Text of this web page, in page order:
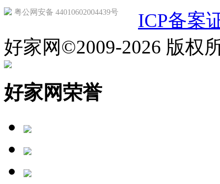
粤公网安备 44010602004439号
ICP备案
好家网©2009-2026 版权
好家网荣誉